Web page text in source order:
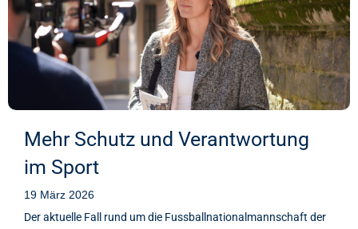
Mehr Schutz und Verantwortung
im Sport
19 März 2026
Der aktuelle Fall rund um die Fussballnationalmannschaft der